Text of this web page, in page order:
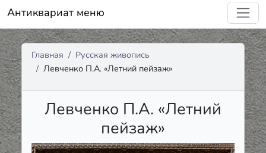
Антиквариат меню
Главная
Русская живопись
Левченко П.А. «Летний пейзаж»
Левченко П.А. «Летний
пейзаж»